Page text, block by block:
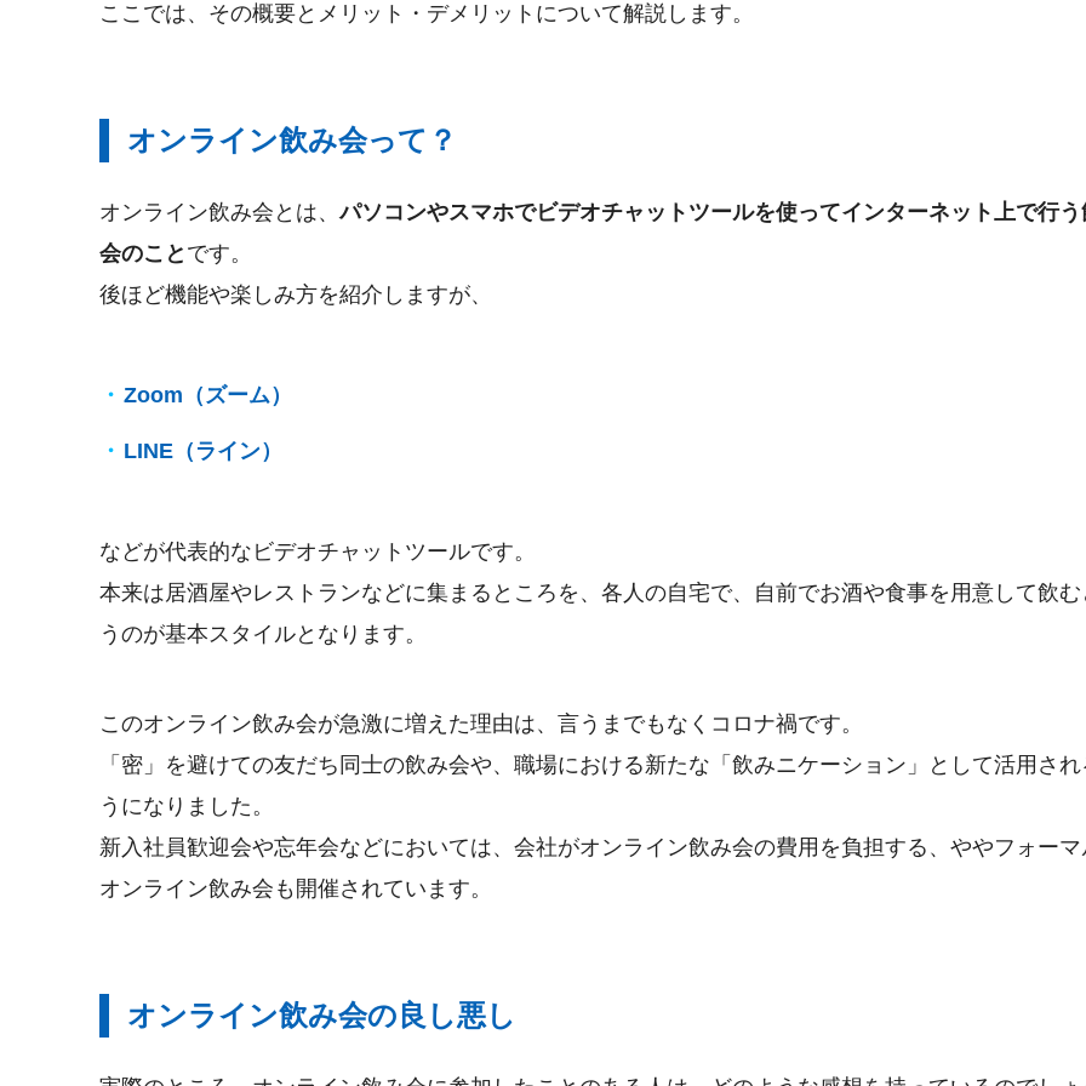
ここでは、その概要とメリット・デメリットについて解説します。
オンライン飲み会って？
オンライン飲み会とは、パソコンやスマホでビデオチャットツールを使ってインターネット上で行う
会のこと です。
後ほど機能や楽しみ方を紹介しますが、
Zoom（ズーム）
LINE（ライン）
などが代表的なビデオチャットツールです。
本来は居酒屋やレストランなどに集まるところを、各人の自宅で、自前でお酒や食事を用意して飲む
うのが基本スタイルとなります。
このオンライン飲み会が急激に増えた理由は、言うまでもなくコロナ禍です。
「密」を避けての友だち同士の飲み会や、職場における新たな「飲みニケーション」として活用さ
うになりました。
新入社員歓迎会や忘年会などにおいては、会社がオンライン飲み会の費用を負担する、ややフォーマ
オンライン飲み会も開催されています。
オンライン飲み会の良し悪し